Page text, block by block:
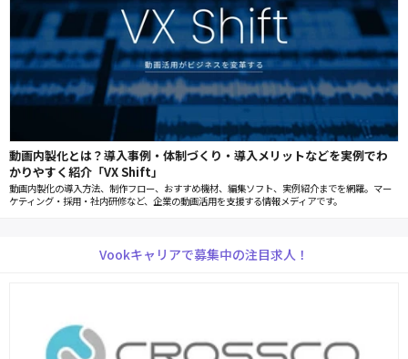
動画内製化とは？導入事例・体制づくり・導入メリットなどを実例でわ
かりやすく紹介「VX Shift」
動画内製化の導入方法、制作フロー、おすすめ機材、編集ソフト、実例紹介までを網羅。マー
ケティング・採用・社内研修など、企業の動画活用を支援する情報メディアです。
Vookキャリアで募集中の注目求人！